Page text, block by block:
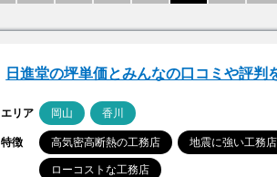
日進堂の坪単価とみんなの口コミや評判
エリア 岡山 香川
特徴 高気密高断熱の工務店 地震に強い工務店
ローコストな工務店